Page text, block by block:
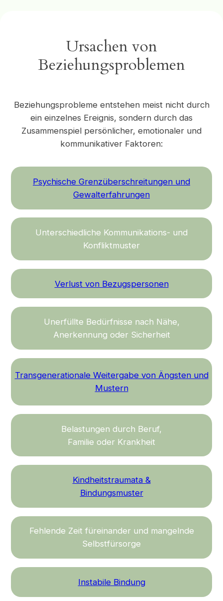
Ursachen von
Beziehungsproblemen
Beziehungsprobleme entstehen meist nicht durch
ein einzelnes Ereignis, sondern durch das
Zusammenspiel persönlicher, emotionaler und
kommunikativer Faktoren:
Psychische Grenzüberschreitungen und
Gewalterfahrungen
Unterschiedliche Kommunikations- und
Konfliktmuster
Verlust von Bezugspersonen
Unerfüllte Bedürfnisse nach Nähe,
Anerkennung oder Sicherheit
Transgenerationale Weitergabe von Ängsten und
Mustern
Belastungen durch Beruf,
Familie oder Krankheit
Kindheitstraumata &
Bindungsmuster
Fehlende Zeit füreinander und mangelnde
Selbstfürsorge
Instabile Bindung